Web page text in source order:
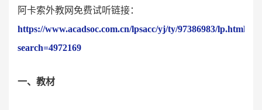
阿卡索外教网免费试听链接：
https://www.acadsoc.com.cn/lpsacc/yj/ty/97386983/lp.html?
search=4972169
一、教材